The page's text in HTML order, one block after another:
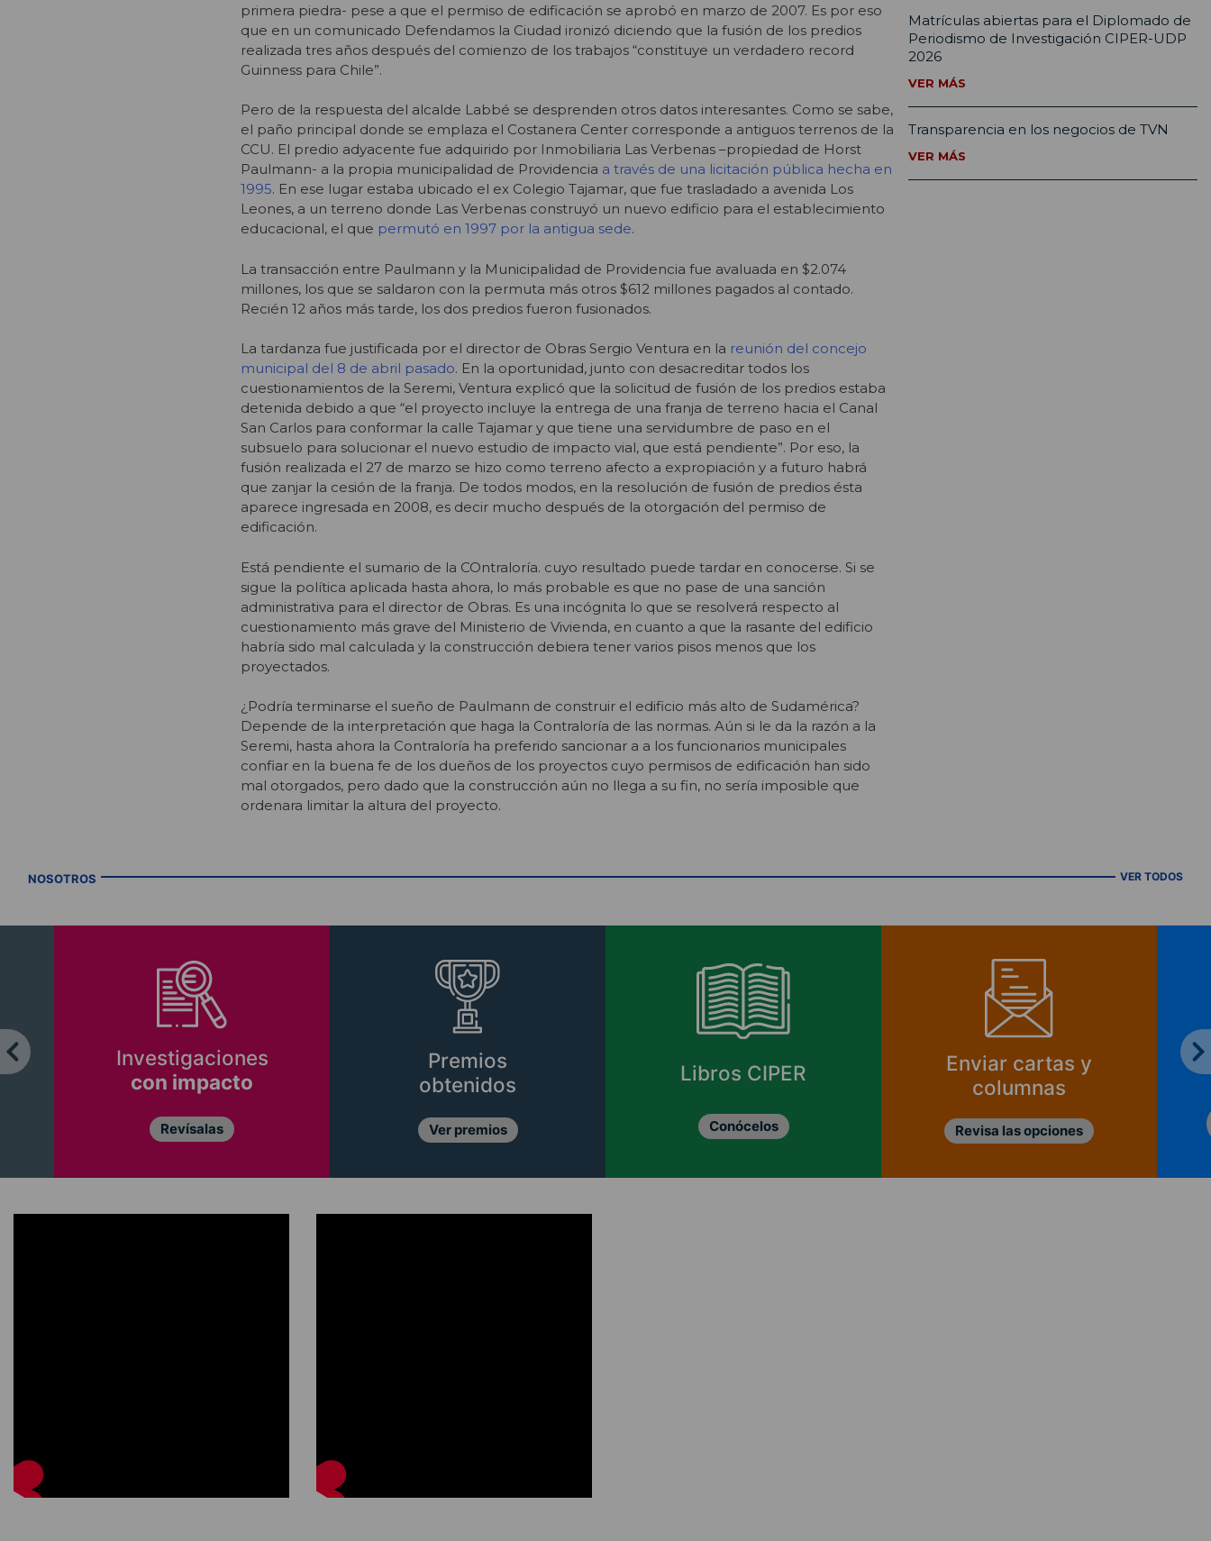
primera piedra- pese a que el permiso de edificación se aprobó en marzo de 2007. Es por eso
que en un comunicado Defendamos la Ciudad ironizó diciendo que la fusión de los predios
realizada tres años después del comienzo de los trabajos “constituye un verdadero record
Guinness para Chile”.
Pero de la respuesta del alcalde Labbé se desprenden otros datos interesantes. Como se sabe,
el paño principal donde se emplaza el Costanera Center corresponde a antiguos terrenos de la
CCU. El predio adyacente fue adquirido por Inmobiliaria Las Verbenas –propiedad de Horst
Paulmann- a la propia municipalidad de Providencia a través de una licitación pública hecha en
1995. En ese lugar estaba ubicado el ex Colegio Tajamar, que fue trasladado a avenida Los
Leones, a un terreno donde Las Verbenas construyó un nuevo edificio para el establecimiento
educacional, el que permutó en 1997 por la antigua sede.
La transacción entre Paulmann y la Municipalidad de Providencia fue avaluada en $2.074
millones, los que se saldaron con la permuta más otros $612 millones pagados al contado.
Recién 12 años más tarde, los dos predios fueron fusionados.
La tardanza fue justificada por el director de Obras Sergio Ventura en la reunión del concejo
municipal del 8 de abril pasado. En la oportunidad, junto con desacreditar todos los
cuestionamientos de la Seremi, Ventura explicó que la solicitud de fusión de los predios estaba
detenida debido a que “el proyecto incluye la entrega de una franja de terreno hacia el Canal
San Carlos para conformar la calle Tajamar y que tiene una servidumbre de paso en el
subsuelo para solucionar el nuevo estudio de impacto vial, que está pendiente”. Por eso, la
fusión realizada el 27 de marzo se hizo como terreno afecto a expropiación y a futuro habrá
que zanjar la cesión de la franja. De todos modos, en la resolución de fusión de predios ésta
aparece ingresada en 2008, es decir mucho después de la otorgación del permiso de
edificación.
Está pendiente el sumario de la COntraloría. cuyo resultado puede tardar en conocerse. Si se
sigue la política aplicada hasta ahora, lo más probable es que no pase de una sanción
administrativa para el director de Obras. Es una incógnita lo que se resolverá respecto al
cuestionamiento más grave del Ministerio de Vivienda, en cuanto a que la rasante del edificio
habría sido mal calculada y la construcción debiera tener varios pisos menos que los
proyectados.
¿Podría terminarse el sueño de Paulmann de construir el edificio más alto de Sudamérica?
Depende de la interpretación que haga la Contraloría de las normas. Aún si le da la razón a la
Seremi, hasta ahora la Contraloría ha preferido sancionar a a los funcionarios municipales
confiar en la buena fe de los dueños de los proyectos cuyo permisos de edificación han sido
mal otorgados, pero dado que la construcción aún no llega a su fin, no sería imposible que
ordenara limitar la altura del proyecto.
Matrículas abiertas para el Diplomado de
Periodismo de Investigación CIPER-UDP
2026
VER MÁS
Transparencia en los negocios de TVN
VER MÁS
NOSOTROS VER TODOS
Investigaciones
con impacto
Revísalas
Premios
obtenidos
Ver premios
Libros CIPER
Conócelos
Enviar cartas y
columnas
Revisa las opciones